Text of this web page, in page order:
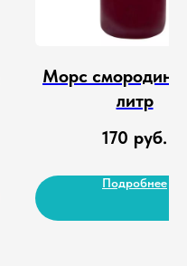
Морс
литр
170 руб.
Подробнее